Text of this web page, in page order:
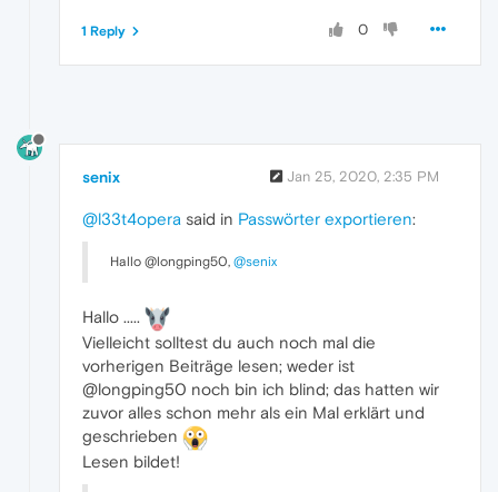
0
1 Reply
senix Jan 25, 2020, 2:35 PM
@l33t4opera said in Passwörter exportieren:
Hallo @longping50, @senix
Hallo .....
Vielleicht solltest du auch noch mal die
vorherigen Beiträge lesen; weder ist
@longping50 noch bin ich blind; das hatten wir
zuvor alles schon mehr als ein Mal erklärt und
geschrieben
Lesen bildet!